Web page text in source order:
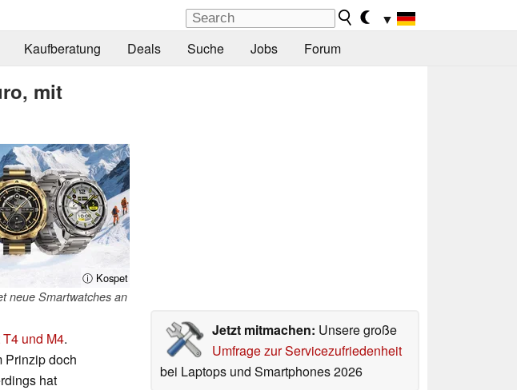
▼
Kaufberatung Deals Suche Jobs Forum
mit
ⓘ Kospet
neue Smartwatches an
Jetzt mitmachen: Unsere große
Umfrage zur Servicezufriedenheit
bei Laptops und Smartphones 2026
und M4.
Prinzip doch
hat